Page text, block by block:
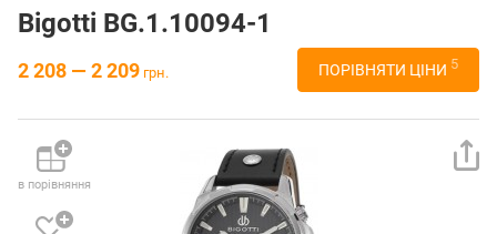
раніше
Bigotti BG.1.10094-1
2 208 — 2 209 грн. ПОРІВНЯТИ ЦІНИ 5
в порівняння